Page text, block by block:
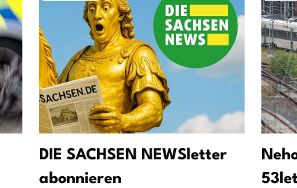
DIE SACHSEN NEWSletter
abonnieren